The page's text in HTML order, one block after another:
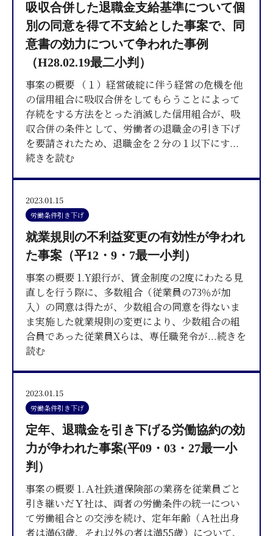
吸収合併した退職金支給基準について個
別の同意を得て不支給とした事案で、同
意書の効力について争われた事例
（H28.02.19最二小判）
事案の概要 （１）経営破綻に伴う経営の危機を他
の信用組合に吸収合併をしてもらうことによって
存続をする方法をとった消滅した信用組合が、吸
収合併の条件として、労働者の退職金の引き下げ
を要請されたため、退職金を２分の１以下にす...
続きを読む
2023.01.15
労働条件引き下げ
就業規則の不利益変更の有効性が争われ
た事案（平12・9・7最一小判）
事案の概要 1.Y銀行が、賃金制度の2度にわたる見
直しを行う際に、多数組合（従業員の73％が加
入）の同意は得たが、少数組合の同意を得ないま
ま実施した就業規則の変更により、少数組合の組
合員であった従業員Xらは、専任職発令が...続きを
読む
2023.01.15
労働条件引き下げ
定年、退職金を引き下げる労働協約の効
力が争われた事案(平09・03・27最一小
判）
事案の概要 1.Ａ社鉄道保険部の業務を従業員ごと
引き継いだＹ社は、両者の労働条件の統一につい
て労働組合との交渉を続け、定年年齢（Ａ社出身
者は満63歳、それ以外の者は満55歳）について、